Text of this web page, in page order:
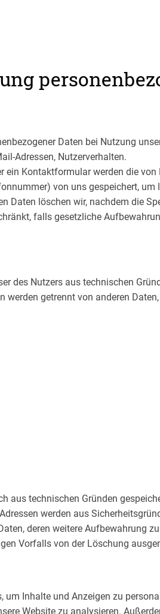
Daten bei Nutzung
Adressen, Nutzerverhalten.
ein Kontaktformular werden die
von uns gespeichert, um
Daten löschen wir, nachdem die
falls gesetzliche
des Nutzers aus technischen
getrennt von anderen
aus technischen Gründen
werden aus
deren weitere Aufbewahrung
Vorfalls von der Löschung
um Inhalte und Anzeigen zu
Website zu analysieren.